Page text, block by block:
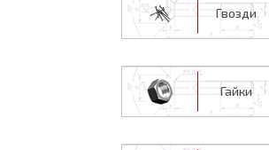
Гвозди
Гайки